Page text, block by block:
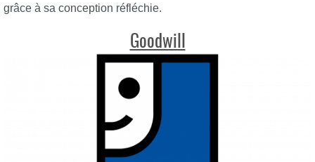
grâce à sa conception réfléchie.
Goodwill